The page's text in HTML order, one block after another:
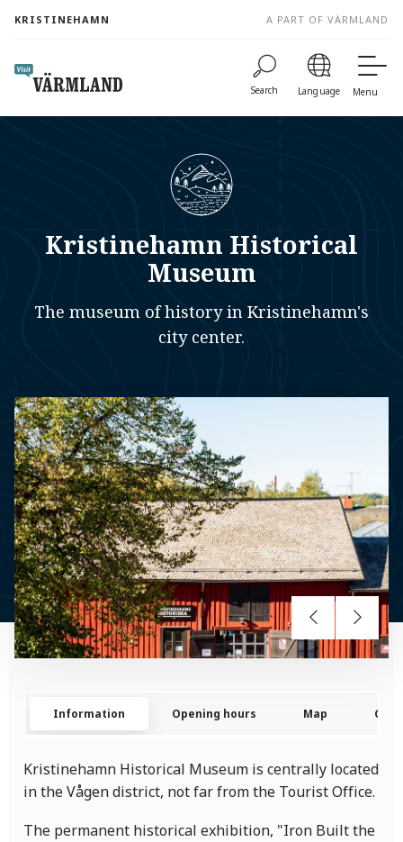
content
KRISTINEHAMN A PART OF VÄRMLAND
Search Language Menu
Kristinehamn Historical
Museum
The museum of history in Kristinehamn's
city center.
Information Opening hours Map
Kristinehamn Historical Museum is centrally located
in the Vågen district, not far from the Tourist Office.
The permanent historical exhibition, "Iron Built the